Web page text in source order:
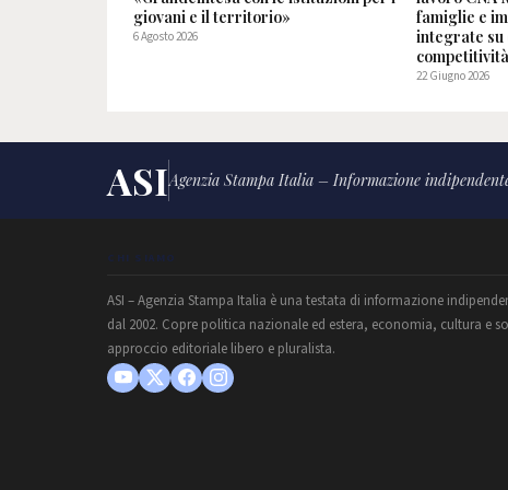
giovani e il territorio»
6 Agosto 2026
famiglie e
integrate su
22 Giugno 2026
ASIAgenzia Stampa Italia – Informazione
CHI SIAMO
ASI – Agenzia Stampa Italia è una testata di informazione
dal 2002. Copre politica nazionale ed estera, economia, cultura e
approccio editoriale libero e pluralista.